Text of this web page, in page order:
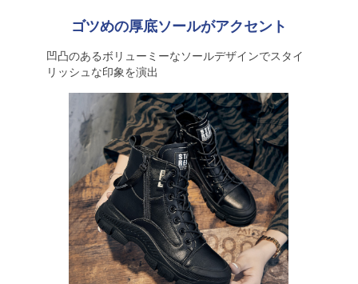
ゴツめの厚底ソールがアクセント
凹凸のあるボリューミーなソールデザインでスタイ
リッシュな印象を演出